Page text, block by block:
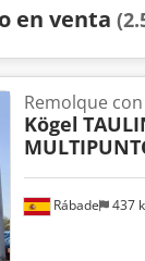
en venta
Rábade 437
Remolque
Kögel